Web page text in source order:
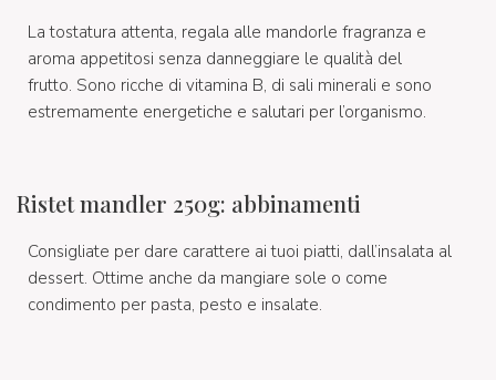
La tostatura attenta, regala alle mandorle fragranza e
aroma appetitosi senza danneggiare le qualità del
frutto. Sono ricche di vitamina B, di sali minerali e sono
estremamente energetiche e salutari per l’organismo.
Ristet mandler 250g: abbinamenti
Consigliate per dare carattere ai tuoi piatti, dall’insalata al
dessert. Ottime anche da mangiare sole o come
condimento per pasta, pesto e insalate.